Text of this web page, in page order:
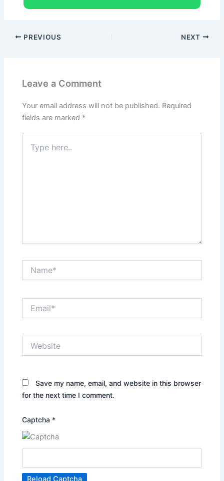
PREVIOUS NEXT
Leave a Comment
Your email address will not be published. Required
fields are marked *
here..
Save my name, email, and website in this browser
for the next time I comment.
Captcha *
Reload Captcha